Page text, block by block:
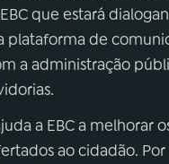
que estará
plataforma de
a administração
a EBC a melhorar
ao cidadão. Por